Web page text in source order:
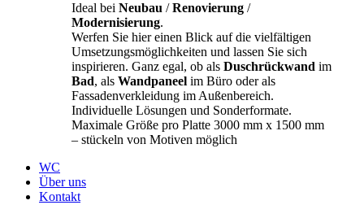
Ideal bei Neubau /Renovierung /
Modernisierung.
Werfen Sie hier einen Blick auf die vielfältigen
Umsetzungsmöglichkeiten und lassen Sie sich
inspirieren. Ganz egal, ob als Duschrückwand im
Bad, als Wandpaneel im Büro oder als
Fassadenverkleidung im Außenbereich.
Individuelle Lösungen und Sonderformate.
Maximale Größe pro Platte 3000 mm x 1500 mm
– stückeln von Motiven möglich
WC
Über uns
Kontakt